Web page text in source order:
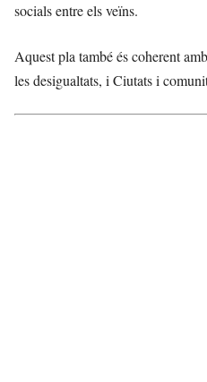
socials entre els veïns.
Aquest pla també és coherent
les desigualtats, i Ciutats i